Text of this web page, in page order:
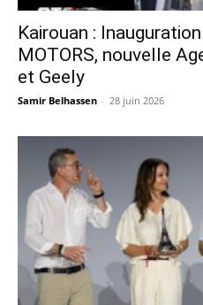
Kairouan :
MOTORS, nouvelle
et Geely
Samir Belhassen - 28 juin 2026